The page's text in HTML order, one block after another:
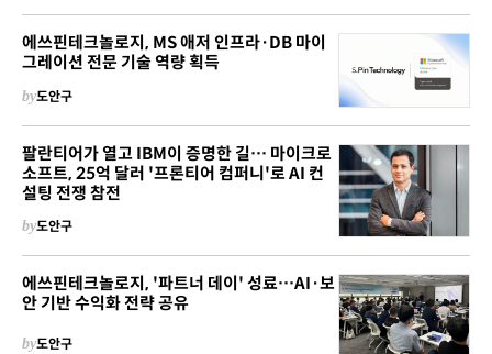
에쓰핀테크놀로지, MS 애저 인프라·DB 마이
그레이션 전문 기술 역량 획득
by도안구
팔란티어가 열고 IBM이 증명한 길… 마이크로
소프트, 25억 달러 '프론티어 컴퍼니'로 AI 컨
설팅 전쟁 참전
by도안구
에쓰핀테크놀로지, '파트너 데이' 성료…AI·보
안 기반 수익화 전략 공유
by도안구